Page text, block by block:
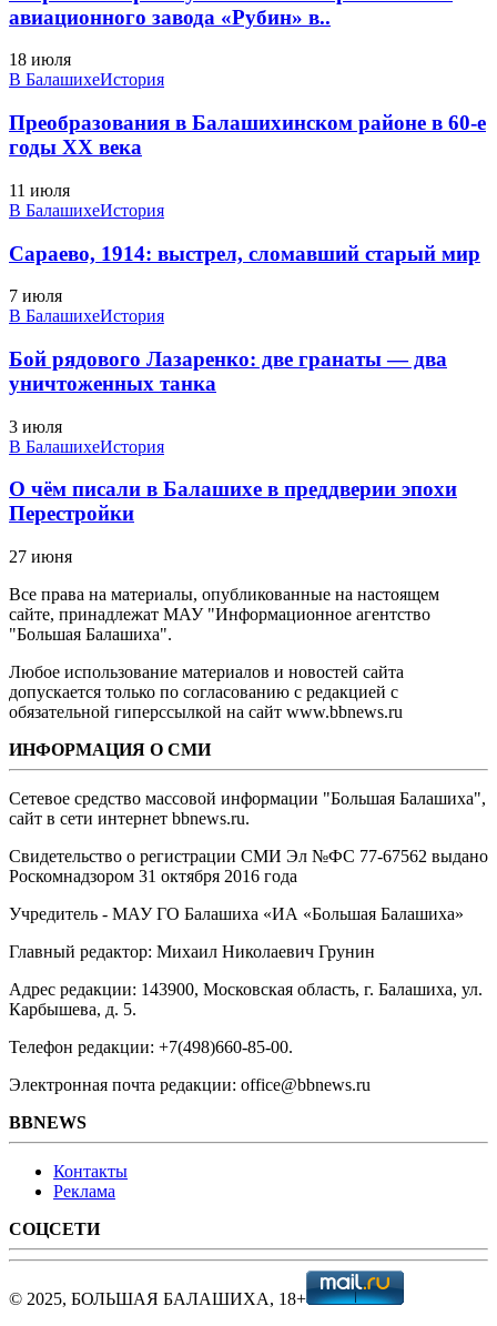
авиационного завода «Рубин» в..
18 июля
В БалашихеИстория
Преобразования в Балашихинском районе в 60-е
годы XX века
11 июля
В БалашихеИстория
Сараево, 1914: выстрел, сломавший старый мир
7 июля
В БалашихеИстория
Бой рядового Лазаренко: две гранаты — два
уничтоженных танка
3 июля
В БалашихеИстория
О чём писали в Балашихе в преддверии эпохи
Перестройки
27 июня
Все права на материалы, опубликованные на настоящем
сайте, принадлежат МАУ "Информационное агентство
"Большая Балашиха".
Любое использование материалов и новостей сайта
допускается только по согласованию с редакцией с
обязательной гиперссылкой на сайт www.bbnews.ru
ИНФОРМАЦИЯ О СМИ
Сетевое средство массовой информации "Большая Балашиха",
сайт в сети интернет bbnews.ru.
Свидетельство о регистрации СМИ Эл №ФС ‎77-67562 выдано
Роскомнадзором 31 октября 2016 года
Учредитель - МАУ ГО Балашиха «ИА «Большая Балашиха»
Главный редактор: Михаил Николаевич Грунин
Адрес редакции: 143900, Московская область, г. Балашиха, ул.
Карбышева, д. 5.
Телефон редакции: +7(498)660-85-00.
Электронная почта редакции: office@bbnews.ru
BBNEWS
Контакты
Реклама
СОЦСЕТИ
© 2025, БОЛЬШАЯ БАЛАШИХА, 18+